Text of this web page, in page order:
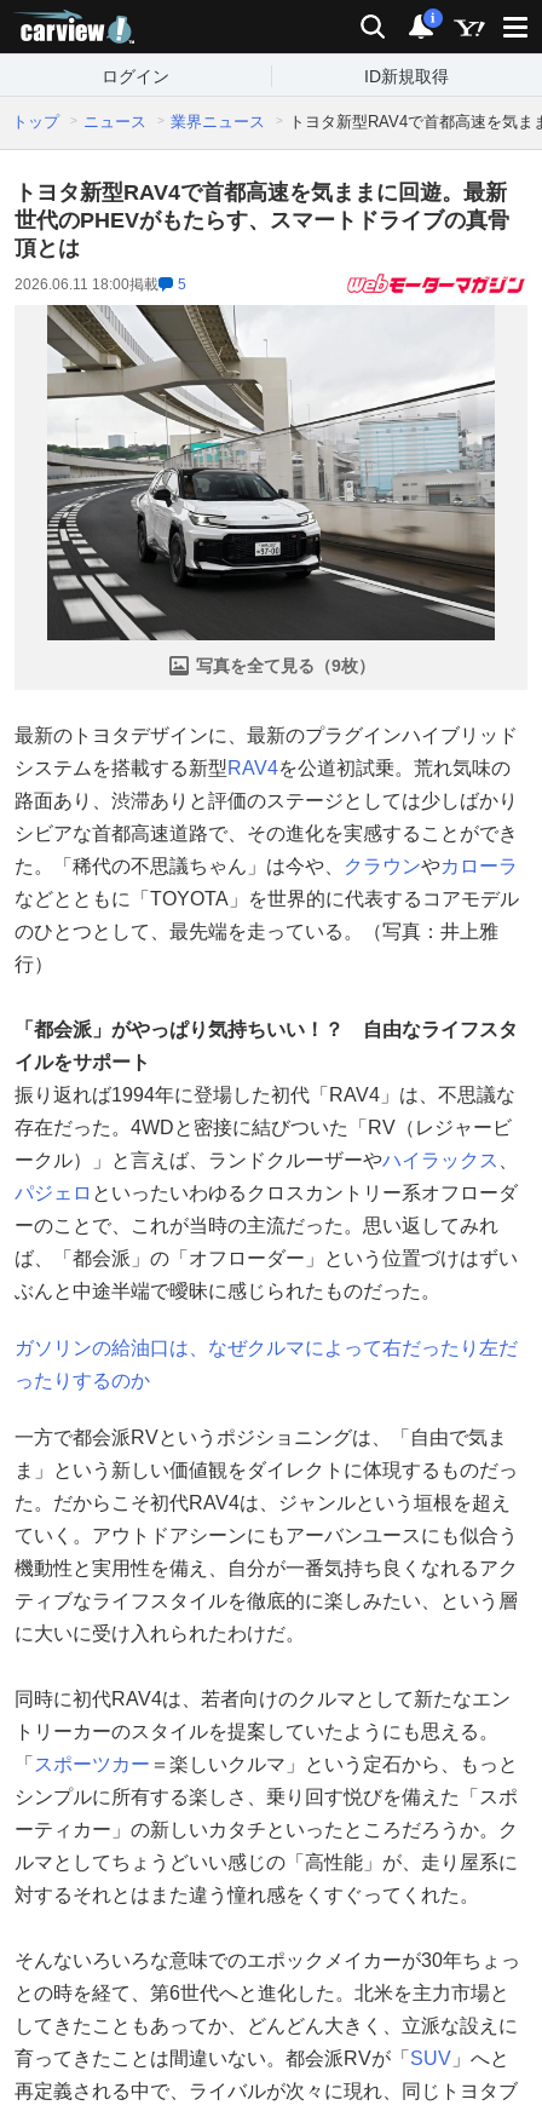
検索 通知
i
ログイン ID新規取得
トップ ニュース 業界ニュース トヨタ新型RAV4で首都高速を気
トヨタ新型RAV4で首都高速を気ままに回遊。最新
世代のPHEVがもたらす、スマートドライブの真骨
頂とは
2026.06.11 18:00掲載 5
写真を全て見る（9枚）
最新のトヨタデザインに、最新のプラグインハイブリッド
システムを搭載する新型RAV4を公道初試乗。荒れ気味の
路面あり、渋滞ありと評価のステージとしては少しばかり
シビアな首都高速道路で、その進化を実感することができ
た。「稀代の不思議ちゃん」は今や、
クラウンやカローラ
などとともに「TOYOTA」を世界的に代表するコアモデル
のひとつとして、最先端を走っている。（写真：井上雅
行）
「都会派」がやっぱり気持ちいい！？ 自由なライフスタ
イルをサポート
振り返れば1994年に登場した初代「RAV4」は、不思議な
存在だった。4WDと密接に結びついた「RV（レジャービ
ークル）」と言えば、ランドクルーザーやハイラックス
パジェロ といったいわゆるクロスカントリー系オフローダ
ーのことで、これが当時の主流だった。思い返してみれ
ば、「都会派」の「オフローダー」という位置づけはずい
ぶんと中途半端で曖昧に感じられたものだった。
ガソリンの給油口は、なぜクルマによって右だったり左だ
ったりするのか
一方で都会派RVというポジショニングは、「自由で気ま
ま」という新しい価値観をダイレクトに体現するものだっ
た。だからこそ初代RAV4は、ジャンルという垣根を超え
ていく。アウトドアシーンにもアーバンユースにも似合う
機動性と実用性を備え、自分が一番気持ち良くなれるアク
ティブなライフスタイルを徹底的に楽しみたい、という層
に大いに受け入れられたわけだ。
同時に初代RAV4は、若者向けのクルマとして新たなエン
トリーカーのスタイルを提案していたようにも思える。
「 スポーツカー ＝楽しいクルマ」という定石から、もっと
シンプルに所有する楽しさ、乗り回す悦びを備えた「スポ
ーティカー」の新しいカタチといったところだろうか。ク
ルマとしてちょうどいい感じの「高性能」が、走り屋系に
対するそれとはまた違う憧れ感をくすぐってくれた。
そんないろいろな意味でのエポックメイカーが30年ちょっ
との時を経て、第6世代へと進化した。北米を主力市場と
してきたこともあってか、どんどん大きく、立派な設えに
育ってきたことは間違いない。都会派RVが「 SUV 」へと
再定義される中で、ライバルが次々に現れ、同じトヨタブ